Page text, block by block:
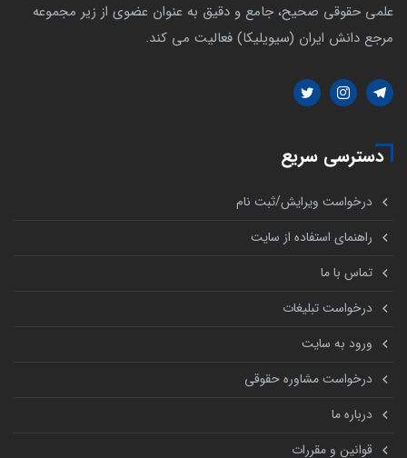
علمی حقوقی صحیح، جامع و دقیق به عنوان عضوی از زیر مجموعه
مرجع دانش ایران (سیویلیکا) فعالیت می کند.
دسترسی سریع
درخواست ویرایش/ثبت نام
راهنمای استفاده از سایت
تماس با ما
درخواست تبلیغات
ورود به سایت
درخواست مشاوره حقوقی
درباره ما
قوانین و مقررات